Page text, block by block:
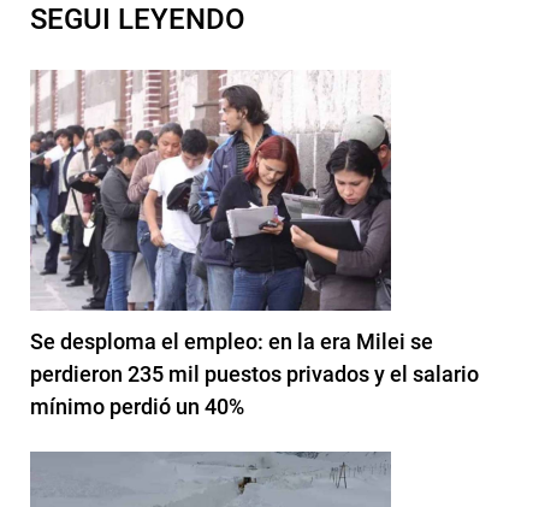
SEGUI LEYENDO
Se desploma el empleo: en la era Milei se
perdieron 235 mil puestos privados y el salario
mínimo perdió un 40%